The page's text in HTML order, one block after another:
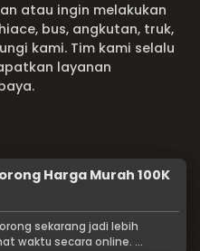
atau ingin melakukan
bus, angkutan, truk,
kami. Tim kami selalu
layanan
Harga Murah 100K
sekarang jadi lebih
waktu secara online. ...